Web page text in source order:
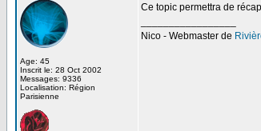
Age: 45
Inscrit le: 28 Oct 2002
Messages: 9336
Localisation: Région
Parisienne
Ce topic permettra de
Nico - Webmaster de